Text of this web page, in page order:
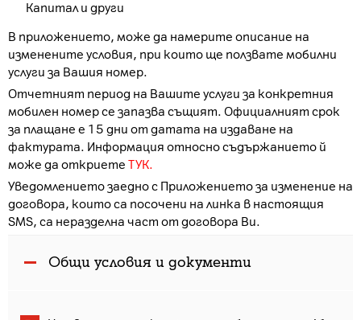
Капитал и други
В приложението, може да намерите описание на
изменените условия, при които ще ползвате мобилни
услуги за Вашия номер.
Отчетният период на Вашите услуги за конкретния
мобилен номер се запазва същият. Официалният срок
за плащане е 15 дни от датата на издаване на
фактурата. Информация относно съдържанието й
може да откриете ТУК.
Уведомлението заедно с Приложението за изменение на
договора, които са посочени на линка в настоящия
SMS, са неразделна част от договора Ви.
Общи условия и документи